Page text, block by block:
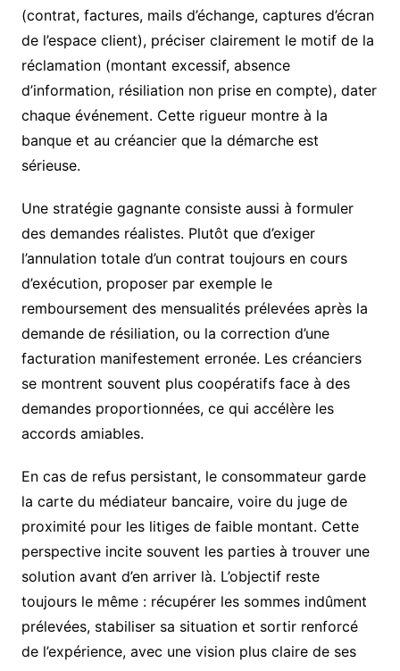
(contrat, factures, mails d’échange, captures d’écran
de l’espace client), préciser clairement le motif de la
réclamation (montant excessif, absence
d’information, résiliation non prise en compte), dater
chaque événement. Cette rigueur montre à la
banque et au créancier que la démarche est
sérieuse.
Une stratégie gagnante consiste aussi à formuler
des demandes réalistes. Plutôt que d’exiger
l’annulation totale d’un contrat toujours en cours
d’exécution, proposer par exemple le
remboursement des mensualités prélevées après la
demande de résiliation, ou la correction d’une
facturation manifestement erronée. Les créanciers
se montrent souvent plus coopératifs face à des
demandes proportionnées, ce qui accélère les
accords amiables.
En cas de refus persistant, le consommateur garde
la carte du médiateur bancaire, voire du juge de
proximité pour les litiges de faible montant. Cette
perspective incite souvent les parties à trouver une
solution avant d’en arriver là. L’objectif reste
toujours le même : récupérer les sommes indûment
prélevées, stabiliser sa situation et sortir renforcé
de l’expérience, avec une vision plus claire de ses